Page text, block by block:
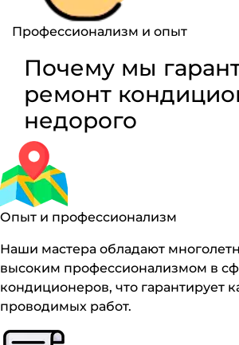
Профессионализм и опыт
Почему мы
ремонт
недорого
Опыт и профессионализм
Наши мастера обладают
высоким профессионализмом в
кондиционеров, что гарантирует
проводимых работ.